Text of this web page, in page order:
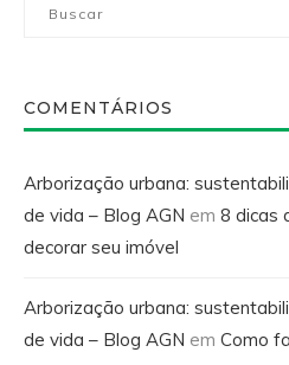
COMENTÁRIOS
Arborização urbana:
de vida – Blog AGN em 8 dicas
decorar seu imóvel
Arborização urbana:
de vida – Blog AGN em Como